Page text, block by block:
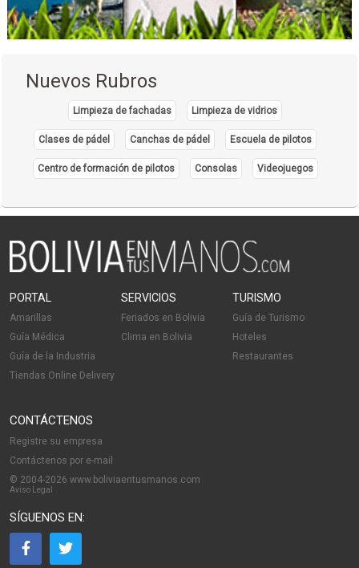
Nuevos Rubros
Limpieza de fachadas Limpieza de vidrios
Clases de pádel Canchas de pádel Escuela de pilotos
Centro de formación de pilotos Consolas Videojuegos
PORTAL
Amarillas
Guía Médica
Guía de la Industria
Tiendas Online Delivery
SERVICIOS
Feriados en Bolivia
Clima en Bolivia
TURISMO
Guía de Turismo
Hoteles
Restaurantes
CONTÁCTENOS
Registre su empresa
Contáctenos por e-mail
© 2004-2026 www.boliviaentusmanos.com
Aviso Legal
SÍGUENOS EN: